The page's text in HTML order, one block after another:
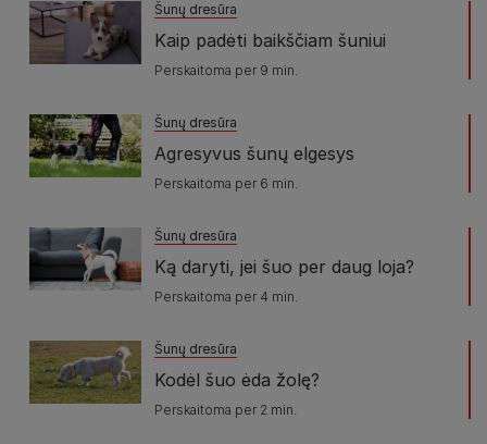
Šunų dresūra
Kaip padėti baikščiam šuniui
Perskaitoma per 9 min.
Šunų dresūra
Agresyvus šunų elgesys
Perskaitoma per 6 min.
Šunų dresūra
Ką daryti, jei šuo per daug loja?
Perskaitoma per 4 min.
Šunų dresūra
Kodėl šuo ėda žolę?
Perskaitoma per 2 min.